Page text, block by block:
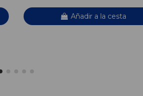
Añadir a la cesta